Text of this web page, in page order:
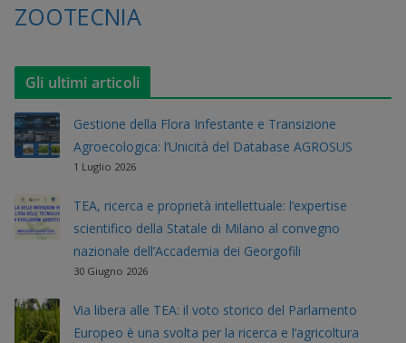
ZOOTECNIA
Gli ultimi articoli
Gestione della Flora Infestante e Transizione
Agroecologica: l’Unicità del Database AGROSUS
1 Luglio 2026
TEA, ricerca e proprietà intellettuale: l’expertise
scientifico della Statale di Milano al convegno
nazionale dell’Accademia dei Georgofili
30 Giugno 2026
Via libera alle TEA: il voto storico del Parlamento
Europeo è una svolta per la ricerca e l’agricoltura